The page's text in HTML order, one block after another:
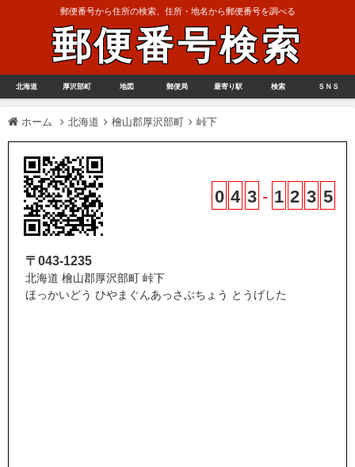
郵便番号から住所の検索、住所・地名から郵便番号を調べる
郵便番号検索
北海道 厚沢部町 地図 郵便局 最寄り駅 検索 ＳＮＳ
ホーム 北海道 檜山郡厚沢部町 峠下
0 4 3 - 1 2 3 5
〒043-1235
北海道 檜山郡厚沢部町 峠下
ほっかいどう ひやまぐんあっさぶちょう とうげした